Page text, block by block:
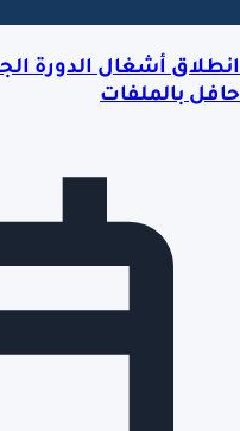
انطلاق أشغال الدورة
حافل بالملفات